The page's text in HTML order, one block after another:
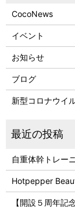
CocoNews
イベント
お知らせ
ブログ
新型コロナウイ
自重体幹トレー
Hotpepper
【開設５周年記